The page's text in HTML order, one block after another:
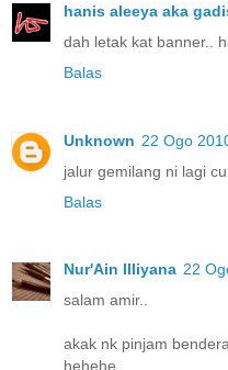
hanis aleeya aka
dah letak kat banner..
Balas
Unknown 22 Ogo
jalur gemilang ni lagi
Balas
Nur'Ain Illiyana 22
salam amir..
akak nk pinjam
hehehe....